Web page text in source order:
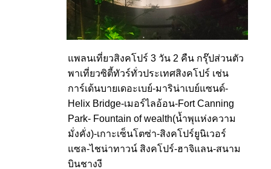
แพลนเที่ยวสิงคโปร์ 3 วัน 2 คืน กรุ๊ปส่วนตัว
พาเที่ยวซิตี้ทัวร์ทั่วประเทศสิงคโปร์ เช่น
การ์เด้นบายเดอะเบย์-มาริน่าเบย์แซนด์-
Helix Bridge-เมอร์ไลอ้อน-Fort Canning
Park- Fountain of wealth(น้ำพุแห่งความ
มั่งคั่ง)-เกาะเซ็นโตซ่า-สิงคโปร์ยูนิเวอร์
แซล-ไชน่าทาวน์ สิงคโปร์-ฮาจิแลน-สนาม
บินชางงี